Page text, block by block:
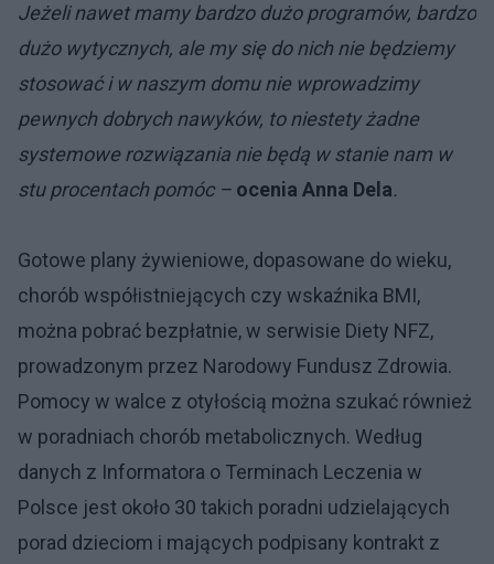
Jeżeli nawet mamy bardzo dużo programów, bardzo
dużo wytycznych, ale my się do nich nie będziemy
stosować i w naszym domu nie wprowadzimy
pewnych dobrych nawyków, to niestety żadne
systemowe rozwiązania nie będą w stanie nam w
stu procentach pomóc – ocenia Anna Dela.
Gotowe plany żywieniowe, dopasowane do wieku,
chorób współistniejących czy wskaźnika BMI,
można pobrać bezpłatnie, w serwisie Diety NFZ,
prowadzonym przez Narodowy Fundusz Zdrowia.
Pomocy w walce z otyłością można szukać również
w poradniach chorób metabolicznych. Według
danych z Informatora o Terminach Leczenia w
Polsce jest około 30 takich poradni udzielających
porad dzieciom i mających podpisany kontrakt z